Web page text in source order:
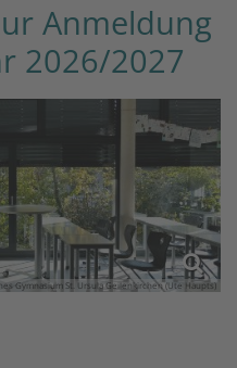
Anmeldung
2026/2027
Gymnasium St. Ursula Geilenkirchen (Ute Haupts)